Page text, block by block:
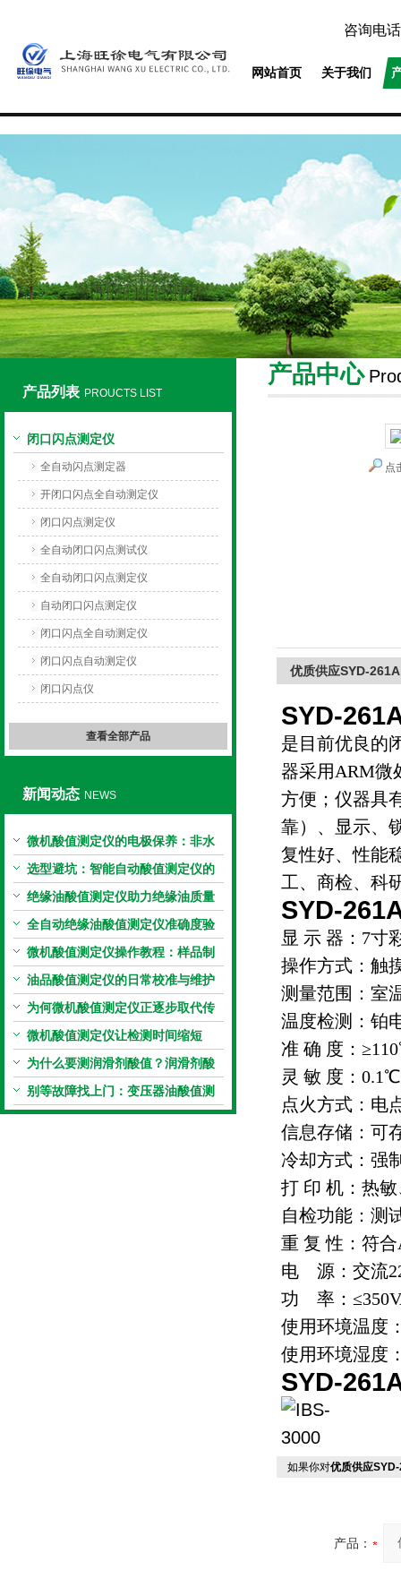
上海旺徐电气有限公司
咨询电
网站首页 关于我们
产品列表 PROUCTS LIST
闭口闪点测定仪
全自动闪点测定器
开闭口闪点全自动测定仪
闭口闪点测定仪
全自动闭口闪点测试仪
全自动闭口闪点测定仪
自动闭口闪点测定仪
闭口闪点全自动测定仪
闭口闪点自动测定仪
闭口闪点仪
查看全部产品
新闻动态 NEWS
微机酸值测定仪的电极保养：非水
电极的清洗与活化方法
选型避坑：智能自动酸值测定仪的
加热功率与萃取时间关系
绝缘油酸值测定仪助力绝缘油质量
把控，降低设备故障
全自动绝缘油酸值测定仪准确度验
证：标准物质标定步骤
微机酸值测定仪操作教程：样品制
备、参数设置与结果解读
油品酸值测定仪的日常校准与维护
流程
为何微机酸值测定仪正逐步取代传
统手动滴定法？
微机酸值测定仪让检测时间缩短
50%
为什么要测润滑剂酸值？润滑剂酸
值测定法告诉你答案
别等故障找上门：变压器油酸值测
试仪的预警功能
产品中心
点
优质供应SYD-
SYD-
是目前优良的
器采用ARM微
方便；仪器具
靠）、显示、
复性好、性能
工、商检、科
SYD-
显 示 器：7寸
操作方式：触
测量范围：室
温度检测：铂
准 确 度：
灵 敏 度：0.1℃
点火方式：电
信息存储：可
冷却方式：强
打 印 机：热
自检功能：测
重 复 性：符
电 源：交流
功 率：
使用环境温度
使用环境湿度
SYD-
如果你对优质供应
产品：